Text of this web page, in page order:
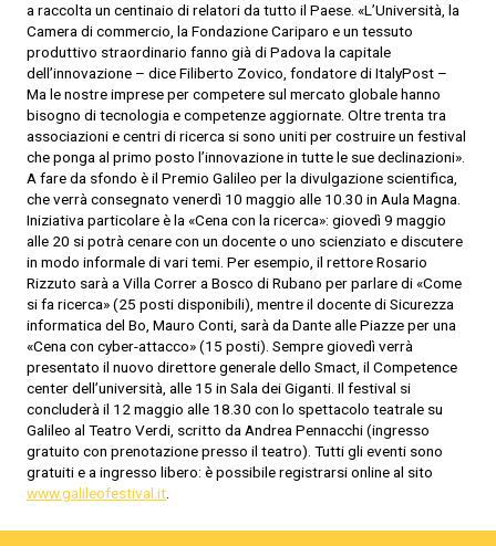
a raccolta un centinaio di relatori da tutto il Paese. «L’Università, la
Camera di commercio, la Fondazione Cariparo e un tessuto
produttivo straordinario fanno già di Padova la capitale
dell’innovazione – dice Filiberto Zovico, fondatore di ItalyPost –
Ma le nostre imprese per competere sul mercato globale hanno
bisogno di tecnologia e competenze aggiornate. Oltre trenta tra
associazioni e centri di ricerca si sono uniti per costruire un festival
che ponga al primo posto l’innovazione in tutte le sue declinazioni».
A fare da sfondo è il Premio Galileo per la divulgazione scientifica,
che verrà consegnato venerdì 10 maggio alle 10.30 in Aula Magna.
Iniziativa particolare è la «Cena con la ricerca»: giovedì 9 maggio
alle 20 si potrà cenare con un docente o uno scienziato e discutere
in modo informale di vari temi. Per esempio, il rettore Rosario
Rizzuto sarà a Villa Correr a Bosco di Rubano per parlare di «Come
si fa ricerca» (25 posti disponibili), mentre il docente di Sicurezza
informatica del Bo, Mauro Conti, sarà da Dante alle Piazze per una
«Cena con cyber-attacco» (15 posti). Sempre giovedì verrà
presentato il nuovo direttore generale dello Smact, il Competence
center dell’università, alle 15 in Sala dei Giganti. Il festival si
concluderà il 12 maggio alle 18.30 con lo spettacolo teatrale su
Galileo al Teatro Verdi, scritto da Andrea Pennacchi (ingresso
gratuito con prenotazione presso il teatro). Tutti gli eventi sono
gratuiti e a ingresso libero: è possibile registrarsi online al sito
www.galileofestival.it